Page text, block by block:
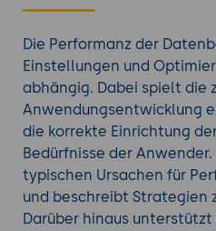
Die Performanz der
Einstellungen und
abhängig. Dabei spielt die
Anwendungsentwicklung
die korrekte Einrichtung
Bedürfnisse der
typischen Ursachen für
und beschreibt Strategien
Darüber hinaus unterstützt